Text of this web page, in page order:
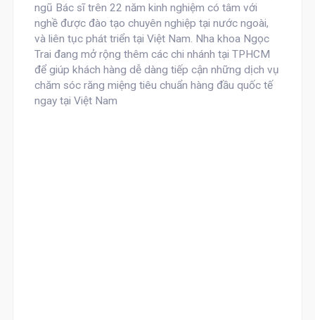
ngũ Bác sĩ trên 22 năm kinh nghiệm có tâm với
nghề được đào tạo chuyên nghiệp tại nước ngoài,
và liên tục phát triển tại Việt Nam. Nha khoa Ngọc
Trai đang mở rộng thêm các chi nhánh tại TPHCM
để giúp khách hàng dễ dàng tiếp cận những dịch vụ
chăm sóc răng miệng tiêu chuẩn hàng đầu quốc tế
ngay tại Việt Nam